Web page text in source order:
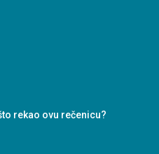
rekao ovu rečenicu?